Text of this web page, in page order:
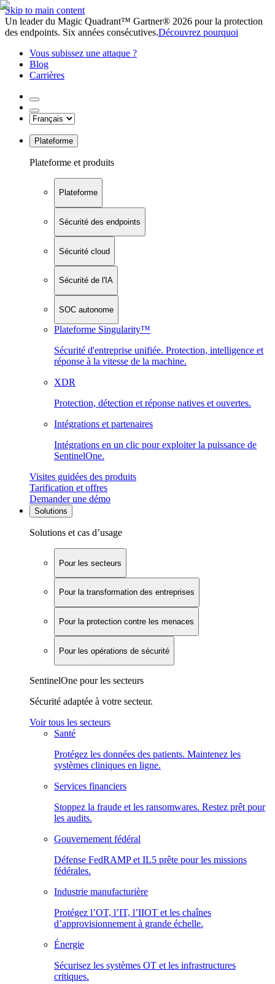
Skip to main content
Un leader du Magic Quadrant™ Gartner® 2026 pour la protection
des endpoints. Six années consécutives.Découvrez pourquoi
Vous subissez une attaque ?
Blog
Carrières
Plateforme
Plateforme et produits
Plateforme
Sécurité des endpoints
Sécurité cloud
Sécurité de l'IA
SOC autonome
Plateforme Singularity™
Sécurité d'entreprise unifiée. Protection, intelligence et
réponse à la vitesse de la machine.
XDR
Protection, détection et réponse natives et ouvertes.
Intégrations et partenaires
Intégrations en un clic pour exploiter la puissance de
SentinelOne.
Visites guidées des produits
Tarification et offres
Demander une démo
Solutions
Solutions et cas d’usage
Pour les secteurs
Pour la transformation des entreprises
Pour la protection contre les menaces
Pour les opérations de sécurité
SentinelOne pour les secteurs
Sécurité adaptée à votre secteur.
Voir tous les secteurs
Santé
Protégez les données des patients. Maintenez les
systèmes cliniques en ligne.
Services financiers
Stoppez la fraude et les ransomwares. Restez prêt pour
les audits.
Gouvernement fédéral
Défense FedRAMP et IL5 prête pour les missions
fédérales.
Industrie manufacturière
Protégez l’OT, l’IT, l’IIOT et les chaînes
d’approvisionnement à grande échelle.
Énergie
Sécurisez les systèmes OT et les infrastructures
critiques.